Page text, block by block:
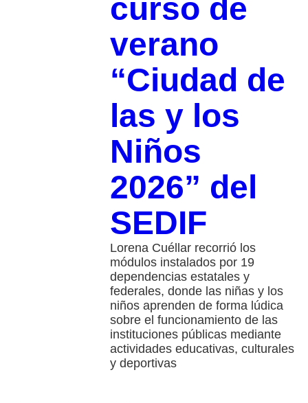
curso de
verano
“Ciudad de
las y los
Niños
2026” del
SEDIF
Lorena Cuéllar recorrió los
módulos instalados por 19
dependencias estatales y
federales, donde las niñas y los
niños aprenden de forma lúdica
sobre el funcionamiento de las
instituciones públicas mediante
actividades educativas, culturales
y deportivas